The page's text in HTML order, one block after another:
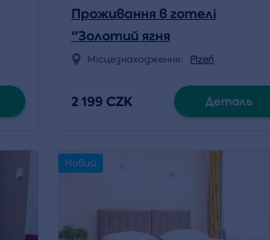
Проживання в готелі
"Золотий ягня
Місцезнаходження: Plzeň
2 199 CZK Деталь
Новий